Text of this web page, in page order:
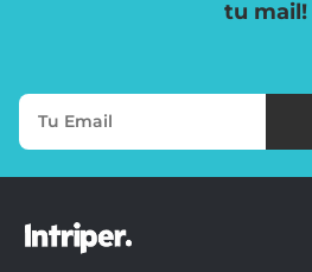
tu mail!